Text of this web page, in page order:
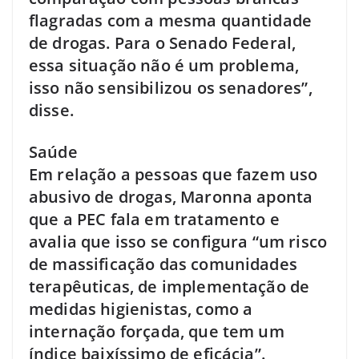
flagradas com a mesma quantidade
de drogas. Para o Senado Federal,
essa situação não é um problema,
isso não sensibilizou os senadores”,
disse.
Saúde
Em relação a pessoas que fazem uso
abusivo de drogas, Maronna aponta
que a PEC fala em tratamento e
avalia que isso se configura “um risco
de massificação das comunidades
terapêuticas, de implementação de
medidas higienistas, como a
internação forçada, que tem um
índice baixíssimo de eficácia”.